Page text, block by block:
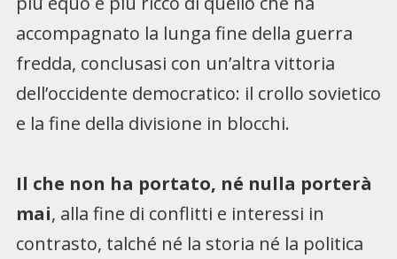
accompagnato la lunga fine della guerra
fredda, conclusasi con un’altra vittoria
dell’occidente democratico: il crollo sovietico
e la fine della divisione in blocchi.
Il che non ha portato, né nulla porterà
mai, alla fine di conflitti e interessi in
contrasto, talché né la storia né la politica